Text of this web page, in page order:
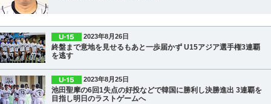
2023年8月26日
終盤まで意地を見せるもあと一歩届かず U15アジア選手権3連覇
を逃す
2023年8月25日
池田聖摩の6回1失点の好投などで韓国に勝利し決勝進出 3連覇を
目指し明日のラストゲームへ